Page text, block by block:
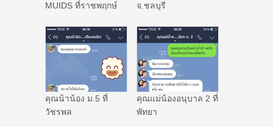
MUIDS ที่ราชพฤกษ์
จ.ชลบุรี
คุณน้าน้อง ม.5 ที่
วัชรพล
คุณแม่น้องอนุบาล 2 ที่
พัทยา